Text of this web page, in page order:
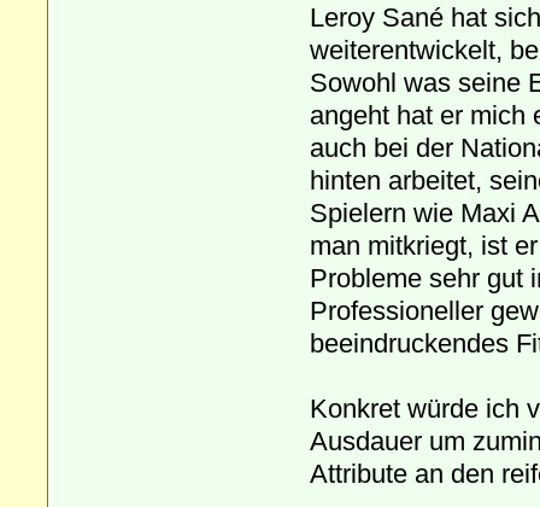
Leroy Sané hat
weiterentwickelt,
Sowohl was seine
angeht hat er mich
auch bei der
hinten arbeitet,
Spielern wie Maxi
man mitkriegt, ist
Probleme sehr gut
Professioneller
beeindruckendes
Konkret würde ich
Ausdauer um
Attribute an den